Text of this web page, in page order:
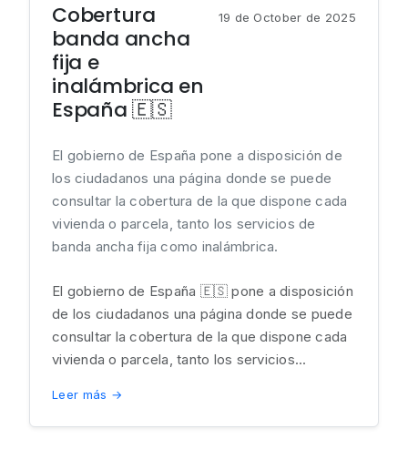
Cobertura
banda ancha
fija e
inalámbrica en
España 🇪🇸
19 de October de 2025
El gobierno de España pone a disposición de
los ciudadanos una página donde se puede
consultar la cobertura de la que dispone cada
vivienda o parcela, tanto los servicios de
banda ancha fija como inalámbrica.
El gobierno de España 🇪🇸 pone a disposición
de los ciudadanos una página donde se puede
consultar la cobertura de la que dispone cada
vivienda o parcela, tanto los servicios...
Leer más →